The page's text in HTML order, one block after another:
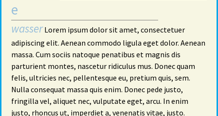
e
wasserLorem ipsum dolor sit amet, consectetuer
adipiscing elit. Aenean commodo ligula eget dolor. Aenean
massa. Cum sociis natoque penatibus et magnis dis
parturient montes, nascetur ridiculus mus. Donec quam
felis, ultricies nec, pellentesque eu, pretium quis, sem.
Nulla consequat massa quis enim. Donec pede justo,
fringilla vel, aliquet nec, vulputate eget, arcu. In enim
justo, rhoncus ut, imperdiet a, venenatis vitae, justo.